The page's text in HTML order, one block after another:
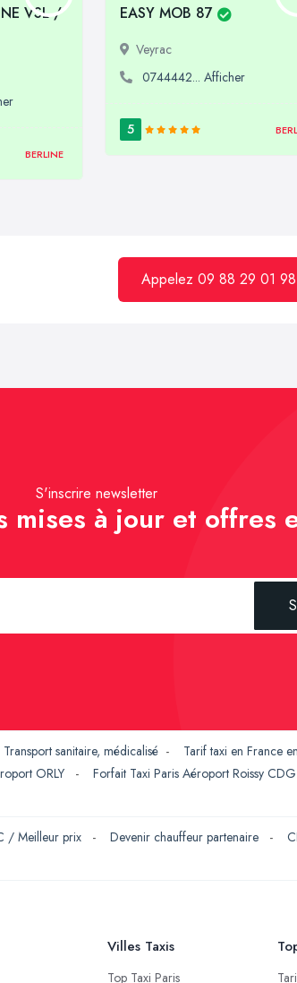
VSL /
BERLINE
EASY MOB 87
Veyrac
0744442... Afficher
5
Appelez 09 88 29 01 98
S'inscrire newsletter
mises à jour et offres
Transport sanitaire, médicalisé - Tarif taxi en France
ORLY - Forfait Taxi Paris Aéroport Roissy
/ Meilleur prix - Devenir chauffeur partenaire -
Villes Taxis
Top Taxi Paris